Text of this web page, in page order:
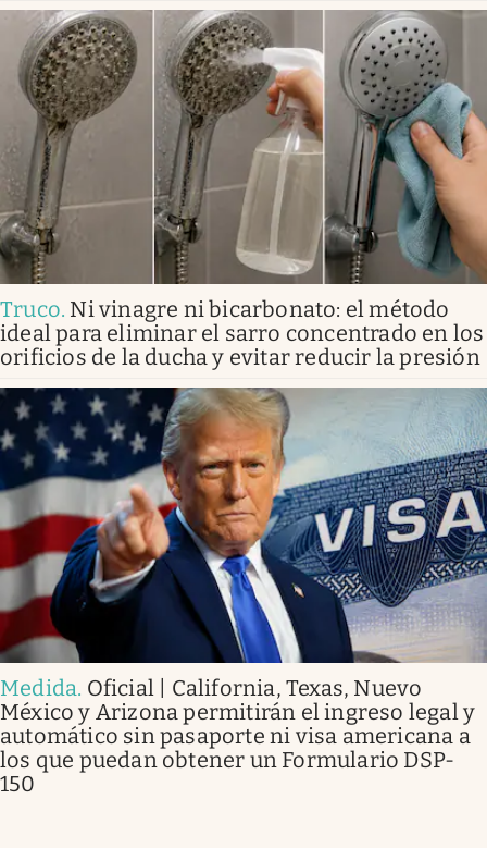
Truco. Ni vinagre ni bicarbonato: el método
ideal para eliminar el sarro concentrado en los
orificios de la ducha y evitar reducir la presión
Medida. Oficial | California, Texas, Nuevo
México y Arizona permitirán el ingreso legal y
automático sin pasaporte ni visa americana a
los que puedan obtener un Formulario DSP-
150